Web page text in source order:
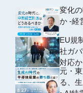
変化
か -経
EU規
社ガバ
対応
する
元・
る、